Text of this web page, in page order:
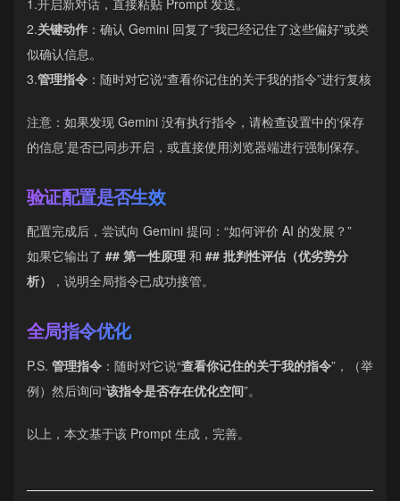
2.关键动作 ：确认 Gemini 回复了“我已经记住了这些偏好”或类
似确认信息。
3.管理指令 ：随时对它说“查看你记住的关于我的指令”进行复核
注意：如果发现 Gemini 没有执行指令，请检查设置中的‘保存
的信息’是否已同步开启，或直接使用浏览器端进行强制保存。
验证配置是否生效
配置完成后，尝试向 Gemini 提问：“如何评价 AI 的发展？”
如果它输出了 ## 第一性原理 和 ## 批判性评估（优劣势分
析）
，说明全局指令已成功接管。
全局指令优化
P.S. 管理指令 ：随时对它说“查看你记住的关于我的指令”，（举
例）然后询问“该指令是否存在优化空间”。
以上，本文基于该 Prompt 生成，完善。